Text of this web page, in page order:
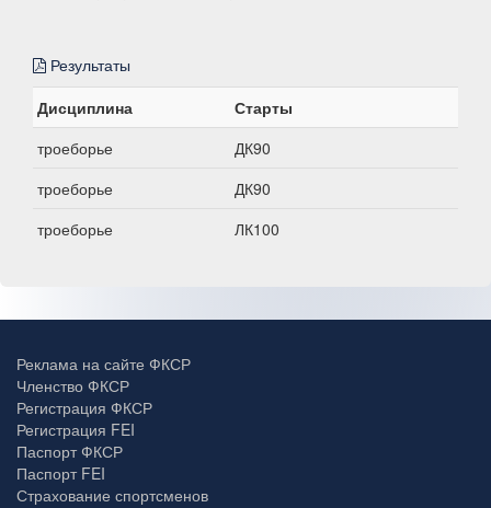
Результаты
Дисциплина
Старты
троеборье
ДК90
троеборье
ДК90
троеборье
ЛК100
Реклама на сайте ФКСР
Членство ФКСР
Регистрация ФКСР
Регистрация FEI
Паспорт ФКСР
Паспорт FEI
Страхование спортсменов